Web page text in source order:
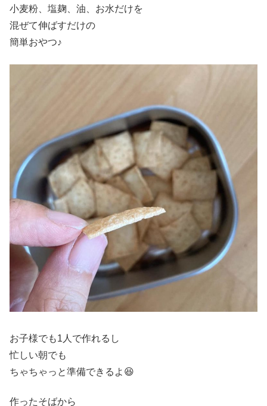
小麦粉、塩麹、油、お水だけを
混ぜて伸ばすだけの
簡単おやつ♪
お子様でも1人で作れるし
忙しい朝でも
ちゃちゃっと準備できるよ😆
作ったそばから